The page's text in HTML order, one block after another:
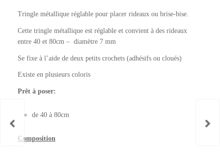
Tringle métallique réglable pour placer rideaux ou brise-bise.
Cette tringle métallique est réglable et convient à des rideaux
entre 40 et 80cm – diamètre 7 mm
Se fixe à l’aide de deux petits crochets (adhésifs ou cloués)
Existe en plusieurs coloris
Prêt à poser:
de 40 à 80cm
Composition